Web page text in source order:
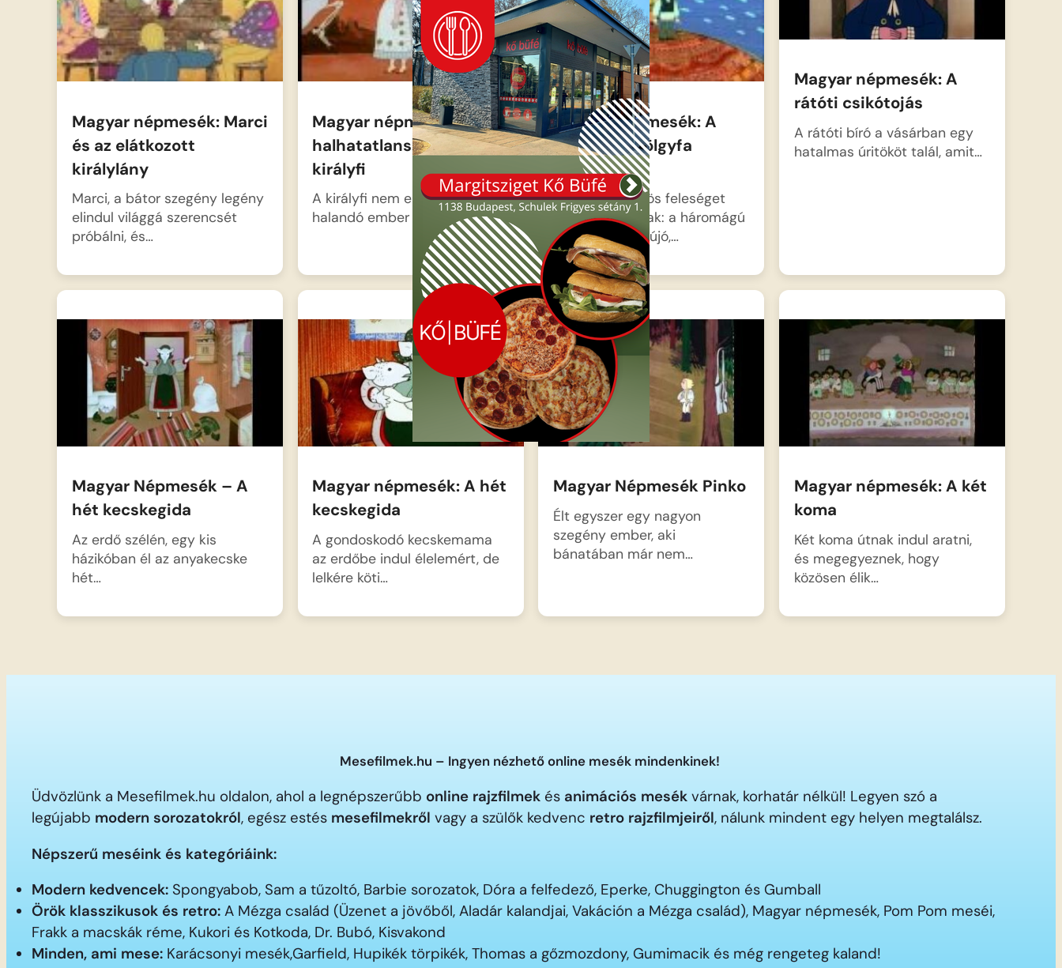
Magyar népmesék: Marci
és az elátkozott
királylány
Marci, a bátor szegény legény
elindul világgá szerencsét
próbálni, és…
Magyar népmesék: A
halhatatlanságra vágyó
királyfi
A királyfi nem elégszik meg a
halandó ember sorsával, így…
Magyar népmesék: A
háromágú tölgyfa
tündére
A királyfi különös feleséget
választ magának: a háromágú
tölgyfából előbújó,…
Magyar népmesék: A
rátóti csikótojás
A rátóti bíró a vásárban egy
hatalmas úritököt talál, amit…
Magyar Népmesék – A
hét kecskegida
Az erdő szélén, egy kis
házikóban él az anyakecske
hét…
Magyar népmesék: A hét
kecskegida
A gondoskodó kecskemama
az erdőbe indul élelemért, de
lelkére köti…
Magyar Népmesék Pinko
Élt egyszer egy nagyon
szegény ember, aki
bánatában már nem…
Magyar népmesék: A két
koma
Két koma útnak indul aratni,
és megegyeznek, hogy
közösen élik…
Mesefilmek.hu – Ingyen nézhető online mesék mindenkinek!
Üdvözlünk a Mesefilmek.hu oldalon, ahol a legnépszerűbb online rajzfilmek és animációs mesék várnak, korhatár nélkül! Legyen szó a
legújabb modern sorozatokról, egész estés mesefilmekről vagy a szülők kedvenc retro rajzfilmjeiről, nálunk mindent egy helyen megtalálsz.
Népszerű meséink és kategóriáink:
Modern kedvencek: Spongyabob, Sam a tűzoltó, Barbie sorozatok, Dóra a felfedező, Eperke, Chuggington és Gumball
Örök klasszikusok és retro: A Mézga család (Üzenet a jövőből, Aladár kalandjai, Vakáción a Mézga család), Magyar népmesék, Pom Pom meséi,
Frakk a macskák réme, Kukori és Kotkoda, Dr. Bubó, Kisvakond
Minden, ami mese: Karácsonyi mesék,Garfield, Hupikék törpikék, Thomas a gőzmozdony, Gumimacik és még rengeteg kaland!